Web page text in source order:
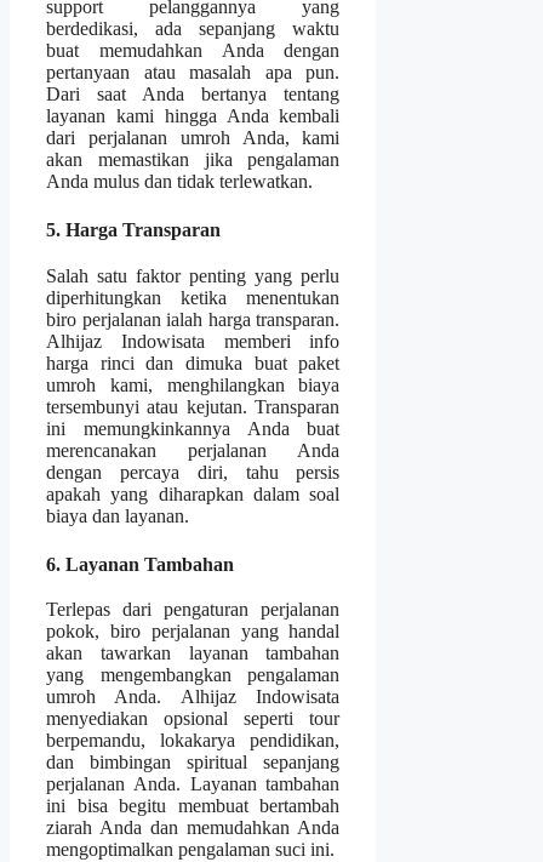
support pelanggannya yang
berdedikasi, ada sepanjang waktu
buat memudahkan Anda dengan
pertanyaan atau masalah apa pun.
Dari saat Anda bertanya tentang
layanan kami hingga Anda kembali
dari perjalanan umroh Anda, kami
akan memastikan jika pengalaman
Anda mulus dan tidak terlewatkan.
5. Harga Transparan
Salah satu faktor penting yang perlu
diperhitungkan ketika menentukan
biro perjalanan ialah harga transparan.
Alhijaz Indowisata memberi info
harga rinci dan dimuka buat paket
umroh kami, menghilangkan biaya
tersembunyi atau kejutan. Transparan
ini memungkinkannya Anda buat
merencanakan perjalanan Anda
dengan percaya diri, tahu persis
apakah yang diharapkan dalam soal
biaya dan layanan.
6. Layanan Tambahan
Terlepas dari pengaturan perjalanan
pokok, biro perjalanan yang handal
akan tawarkan layanan tambahan
yang mengembangkan pengalaman
umroh Anda. Alhijaz Indowisata
menyediakan opsional seperti tour
berpemandu, lokakarya pendidikan,
dan bimbingan spiritual sepanjang
perjalanan Anda. Layanan tambahan
ini bisa begitu membuat bertambah
ziarah Anda dan memudahkan Anda
mengoptimalkan pengalaman suci ini.